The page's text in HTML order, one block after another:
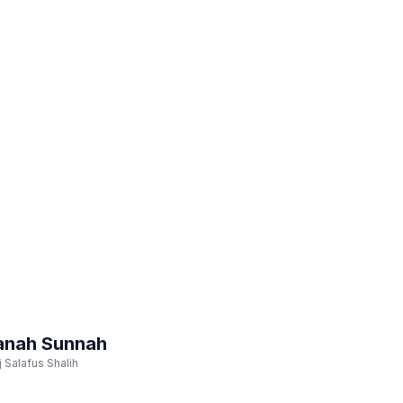
Sunnah
Salafus Shalih